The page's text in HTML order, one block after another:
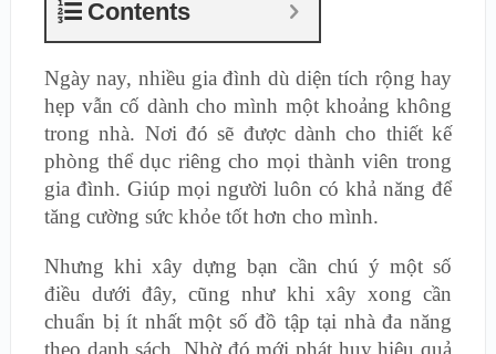
Contents
Ngày nay, nhiều gia đình dù diện tích rộng hay
hẹp vẫn cố dành cho mình một khoảng không
trong nhà. Nơi đó sẽ được dành cho thiết kế
phòng thể dục riêng cho mọi thành viên trong
gia đình. Giúp mọi người luôn có khả năng để
tăng cường sức khỏe tốt hơn cho mình.
Nhưng khi xây dựng bạn cần chú ý một số
điều dưới đây, cũng như khi xây xong cần
chuẩn bị ít nhất một số đồ tập tại nhà đa năng
theo danh sách. Nhờ đó mới phát huy hiệu quả